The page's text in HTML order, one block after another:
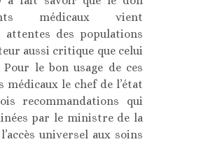
médicaux vient
attentes des populations
aussi critique que celui
le bon usage de ces
médicaux le chef de l’état
recommandations qui
par le ministre de la
universel aux soins